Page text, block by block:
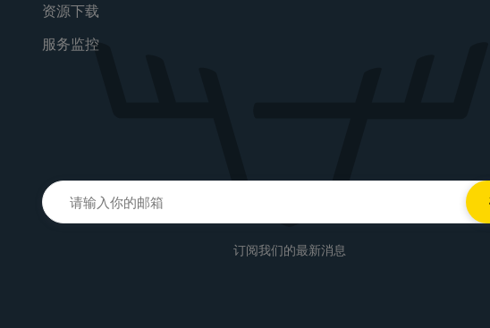
资源下载
服务监控
订阅我们的最新消息